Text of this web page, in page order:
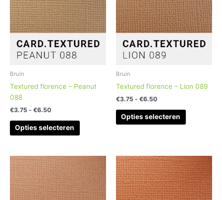
Bruin
Textured florence – Peanut
088
€3.75 - €6.50
Opties selecteren
meerdere
variaties.
Deze
optie
Bruin
Textured florence – Lion 089
€3.75 - €6.50
Opties selecteren
meerdere
variaties.
Deze
optie
op
Prijsklasse:
€3.75
tot
€6.50
Dit
product
heeft
meerdere
Prijsklasse:
€3.75
tot
€6.50
Dit
product
heeft
meerdere